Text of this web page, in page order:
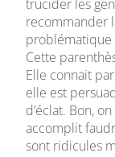
trucider les
recommander
problématique
Cette
Elle connait
elle est
d’éclat. Bon,
accomplit
sont ridicules